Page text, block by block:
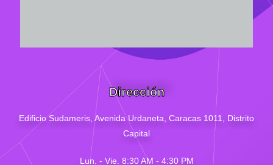
Dirección
Edificio Sudameris, Avenida Urdaneta, Caracas 1011, Distrito
Capital
Lun. - Vie. 8:30 AM - 4:30 PM